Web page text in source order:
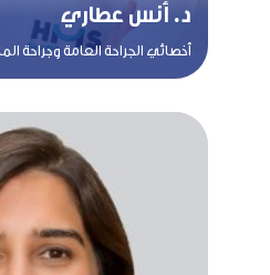
د. أنس عطاري
أخصائي الجراحة العامة وجراحة